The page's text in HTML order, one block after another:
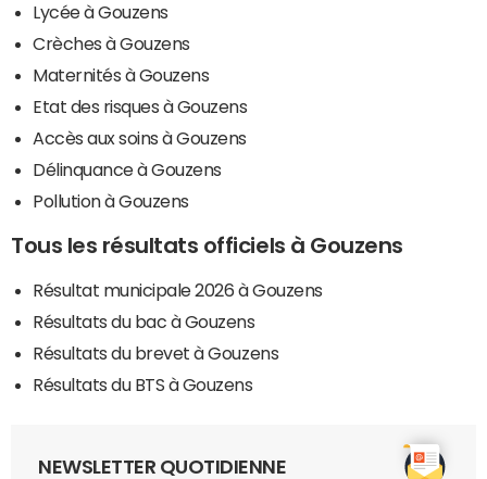
Lycée à Gouzens
Crèches à Gouzens
Maternités à Gouzens
Etat des risques à Gouzens
Accès aux soins à Gouzens
Délinquance à Gouzens
Pollution à Gouzens
Tous les résultats officiels à Gouzens
Résultat municipale 2026 à Gouzens
Résultats du bac à Gouzens
Résultats du brevet à Gouzens
Résultats du BTS à Gouzens
NEWSLETTER QUOTIDIENNE